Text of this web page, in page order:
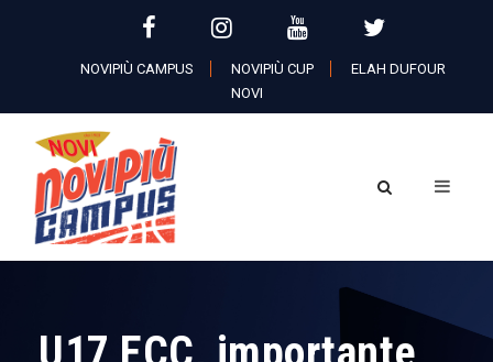
NOVIPIÙ CAMPUS NOVIPIÙ CUP
ELAH DUFOUR
NOVI